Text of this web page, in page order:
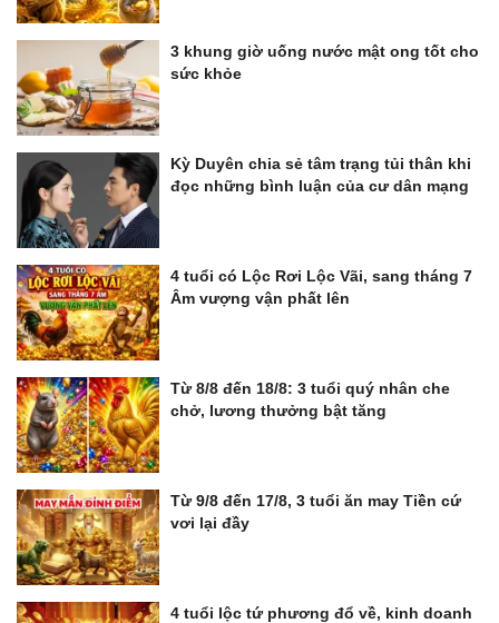
3 khung giờ uống nước mật ong tốt cho
sức khỏe
Kỳ Duyên chia sẻ tâm trạng tủi thân khi
đọc những bình luận của cư dân mạng
4 tuổi có Lộc Rơi Lộc Vãi, sang tháng 7
Âm vượng vận phất lên
Từ 8/8 đến 18/8: 3 tuổi quý nhân che
chở, lương thưởng bật tăng
Từ 9/8 đến 17/8, 3 tuổi ăn may Tiền cứ
vơi lại đầy
4 tuổi lộc tứ phương đổ về, kinh doanh